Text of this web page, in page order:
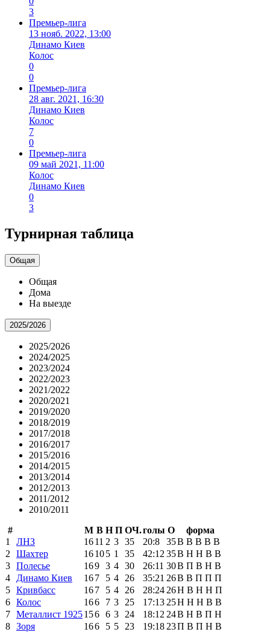
3
Премьер-лига
13 нояб. 2022, 13:00
Динамо Киев
Колос
0
0
Премьер-лига
28 авг. 2021, 16:30
Динамо Киев
Колос
7
0
Премьер-лига
09 май 2021, 11:00
Колос
Динамо Киев
0
3
Турнирная таблица
Общая
Общая
Дома
На выезде
2025/2026
2025/2026
2024/2025
2023/2024
2022/2023
2021/2022
2020/2021
2019/2020
2018/2019
2017/2018
2016/2017
2015/2016
2014/2015
2013/2014
2012/2013
2011/2012
2010/2011
#
М В Н П ОЧ.голы О
форма
1
ЛНЗ 1611 2 3 35 20:8 35В В В В В
2
Шахтер 16105 1 35 42:12 35В Н Н В В
3 Полесье 169 3 4 30 26:11 30В П В Н В
4
Динамо Киев 167 5 4 26 35:21 26В В П П П
5 Кривбасс 167 5 4 26 28:24 26Н В Н Н П
6 Колос 166 7 3 25 17:13 25Н Н Н В В
7 Металлист 1925156 6 3 24 18:12 24В Н В П Н
8 Зоря 166 5 5 23 19:18 23П В П Н В